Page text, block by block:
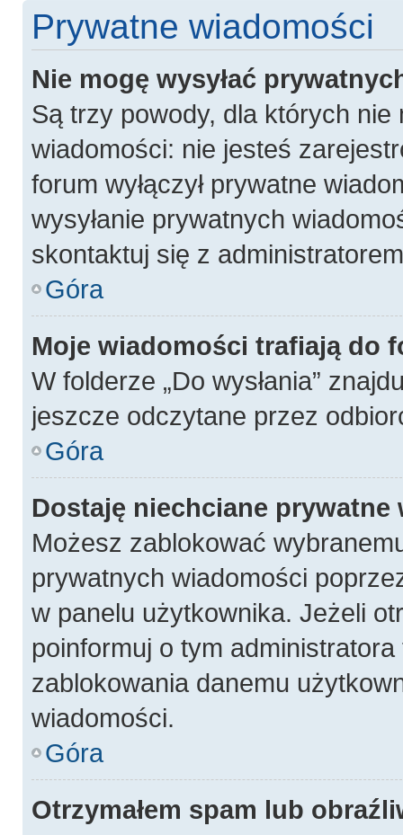
Prywatne wiadomości
Nie mogę wysyłać
Są trzy powody, dla których nie
wiadomości: nie jesteś
forum wyłączył prywatne
wysyłanie prywatnych
skontaktuj się z
Góra
Moje wiadomości trafiają do
W folderze „Do wysłania”
jeszcze odczytane przez
Góra
Dostaję niechciane prywatne
Możesz zablokować
prywatnych wiadomości
w panelu użytkownika. Jeżeli
poinformuj o tym
zablokowania danemu
wiadomości.
Góra
Otrzymałem spam lub